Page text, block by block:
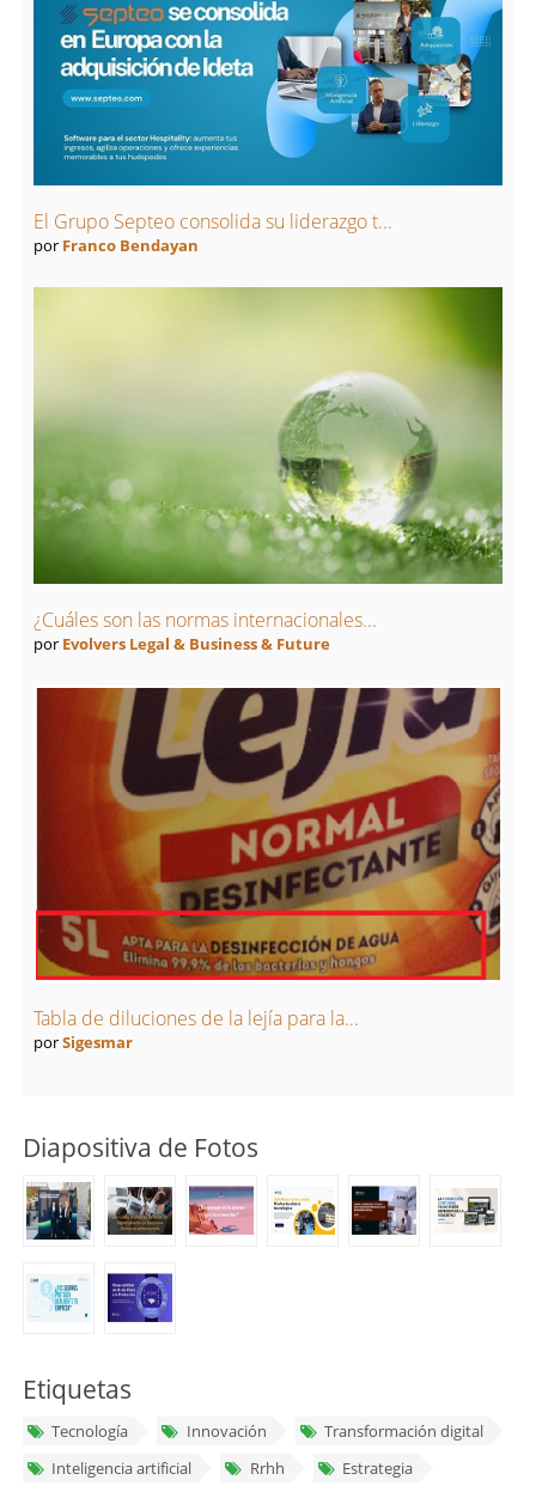
El Grupo Septeo consolida su liderazgo t...
por Franco Bendayan
¿Cuáles son las normas internacionales...
por Evolvers Legal & Business & Future
Tabla de diluciones de la lejía para la...
porSigesmar
Diapositiva de Fotos
Etiquetas
Tecnología Innovación
Transformación digital
Inteligencia artificial
Rrhh
Estrategia